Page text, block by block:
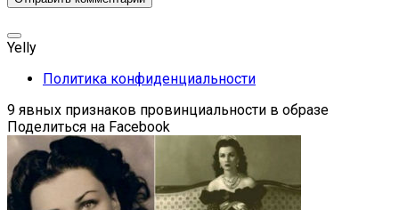
Yelly
Политика конфиденциальности
9 явных признаков провинциальности в образе
Поделиться на Facebook